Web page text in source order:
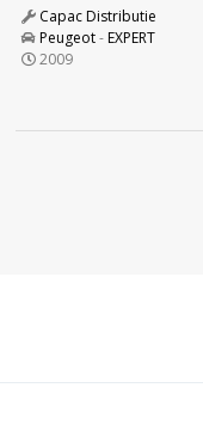
Capac Distributie
Peugeot-EXPERT
2009